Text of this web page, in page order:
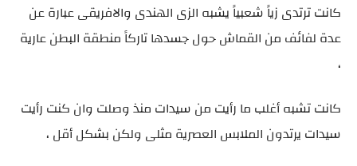
كانت ترتدى زياً شعبياً يشبه الزى الهندى والافريقى عبارة عن
عدة لفائف من القماش حول جسدها تاركاً منطقة البطن عارية
،
كانت تشبه أغلب ما رأيت من سيدات منذ وصلت وان كنت رأيت
سيدات يرتدون الملابس العصرية مثلى ولكن بشكل أقل ،